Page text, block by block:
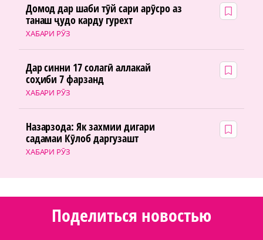
ХАБАРИ РӮЗ
Домод дар шаби тӯй сари арӯсро аз
танаш ҷудо карду гурехт
ХАБАРИ РӮЗ
Дар синни 17 солагӣ аллакай
соҳиби 7 фарзанд
ХАБАРИ РӮЗ
Назарзода: Як захмии дигари
садамаи Кӯлоб даргузашт
Поделиться новостью